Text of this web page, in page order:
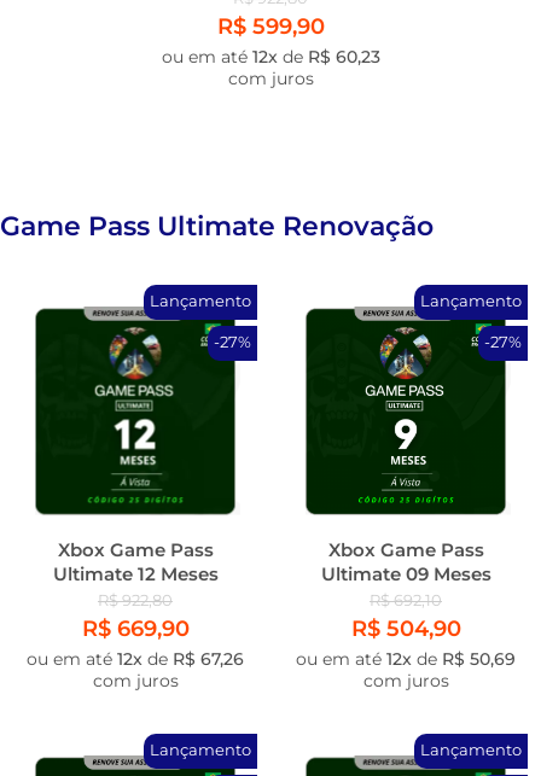
R$ 599,90
ou em até 12xde R$ 60,23
com juros
Game Pass Ultimate Renovação
Lançamento
-27%
Xbox Game Pass
Ultimate 12 Meses
R$ 922,80
R$ 669,90
ou em até 12x de R$ 67,26
com juros
Lançamento
-27%
Xbox Game Pass
Ultimate 09 Meses
R$ 692,10
R$ 504,90
ou em até 12x de R$ 50,69
com juros
Lançamento Lançamento